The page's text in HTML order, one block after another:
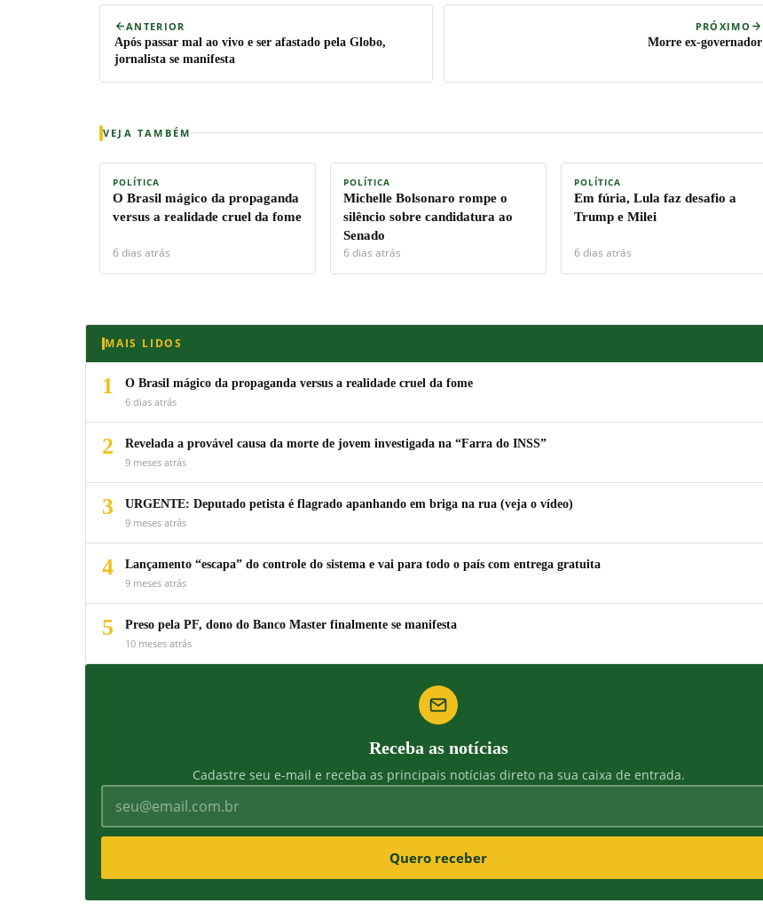
ANTERIOR
Após passar mal ao vivo e ser afastado pela Globo,
jornalista se manifesta
PRÓXIMO
Morre ex-governador
VEJA TAMBÉM
POLÍTICA
O Brasil mágico da propaganda
versus a realidade cruel da fome
6 dias atrás
POLÍTICA
Michelle Bolsonaro rompe o
silêncio sobre candidatura ao
Senado
6 dias atrás
POLÍTICA
Em fúria, Lula faz desafio a
Trump e Milei
6 dias atrás
MAIS LIDOS
1
O Brasil mágico da propaganda versus a realidade cruel da fome
6 dias atrás
2
Revelada a provável causa da morte de jovem investigada na “Farra do INSS”
9 meses atrás
3
URGENTE: Deputado petista é flagrado apanhando em briga na rua (veja o vídeo)
9 meses atrás
4
Lançamento “escapa” do controle do sistema e vai para todo o país com entrega gratuita
9 meses atrás
5
Preso pela PF, dono do Banco Master finalmente se manifesta
10 meses atrás
Receba as notícias
Cadastre seu e-mail e receba as principais notícias direto na sua caixa de entrada.
Quero receber